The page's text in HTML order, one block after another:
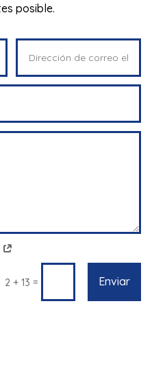
posible.
2 + 13 = Enviar